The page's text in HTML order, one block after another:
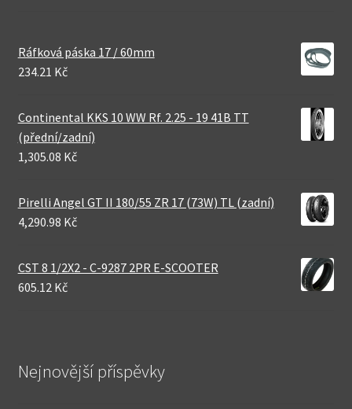
Ráfková páska 17 / 60mm
234.21 Kč
Continental KKS 10 WW Rf. 2.25 - 19 41B TT
(přední/zadní)
1,305.08 Kč
Pirelli Angel GT II 180/55 ZR 17 (73W) TL (zadní)
4,290.98 Kč
CST 8 1/2X2 - C-9287 2PR E-SCOOTER
605.12 Kč
Nejnovější příspěvky